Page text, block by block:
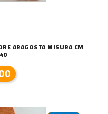
ARAGOSTA MISURA CM